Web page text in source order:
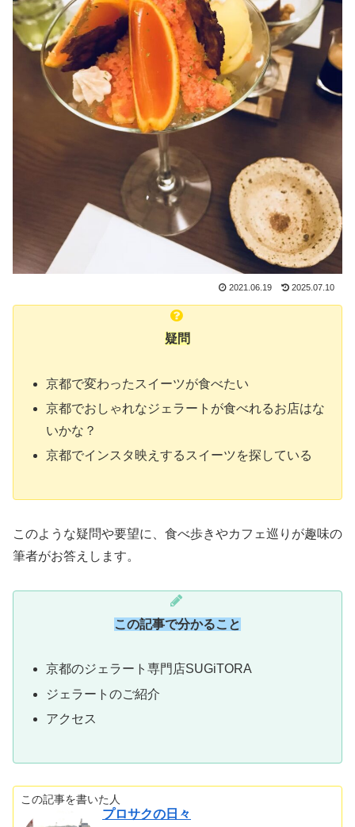
2021.06.19 2025.07.10
疑問
京都で変わったスイーツが食べたい
京都でおしゃれなジェラートが食べれるお店はな
いかな？
京都でインスタ映えするスイーツを探している
このような疑問や要望に、食べ歩きやカフェ巡りが趣味の
筆者がお答えします。
この記事で分かること
京都のジェラート専門店SUGiTORA
ジェラートのご紹介
アクセス
この記事を書いた人
プロサクの日々